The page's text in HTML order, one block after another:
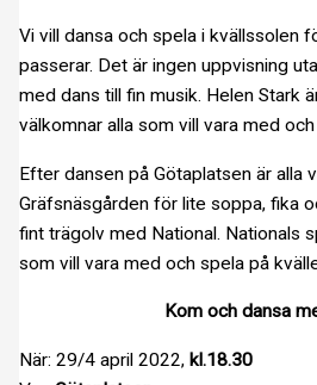
Vi vill dansa och spela i kvällssolen
passerar. Det är ingen uppvisning
med dans till fin musik. Helen Stark
välkomnar alla som vill vara med
Efter dansen på Götaplatsen är alla
Gräfsnäsgården för lite soppa, fika
fint trägolv med National. Nationals
som vill vara med och spela på
Kom och dansa
När: 29/4 april 2022,kl.18.30